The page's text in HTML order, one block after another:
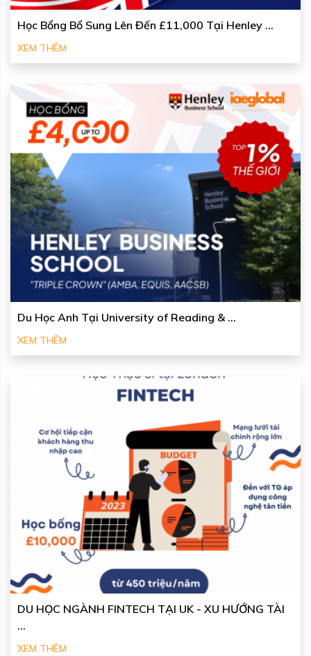
Học Bổng Bổ Sung Lên Đến £11,000 Tại Henley ...
XEM THÊM
Du Học Anh Tại University of Reading & ...
XEM THÊM
DU HỌC NGÀNH FINTECH TẠI UK - XU HƯỚNG TÀI
...
XEM THÊM